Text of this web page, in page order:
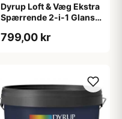
Dyrup Loft & Væg Ekstra
Spærrende 2-i-1 Glans
799,00 kr